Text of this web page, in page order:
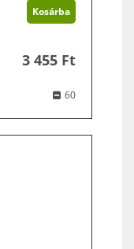
Kosárba
3 455 Ft
60